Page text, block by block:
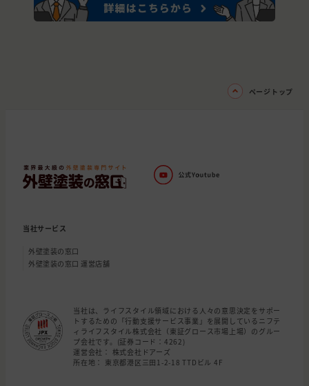
ページトップ
当社サービス
外壁塗装の窓口
外壁塗装の窓口 運営店舗
当社は、ライフスタイル領域における人々の意思決定をサポー
トするための「行動支援サービス事業」を展開しているニフテ
ィライフスタイル株式会社（東証グロース市場上場）のグルー
プ会社です。(証券コード：4262)
運営会社： 株式会社ドアーズ
所在地： 東京都港区三田1-2-18 TTDビル 4F